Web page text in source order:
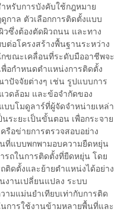
หรับการบังคับใช้กฎหมาย
กาล ตัวเลือกการติดตั้งแบบ
วซึ่งต้องตัดผิวถนน และทาง
ต่อโครงสร้างพื้นฐานระหว่าง
ขณะเคลื่อนที่ระดับมืออาชีพจะ
พื่อกำหนดตำแหน่งการติดตั้ง
ปัจจัยต่างๆ เช่น รูปแบบการ
วดล้อม และข้อจำกัดของ
บโมดูลาร์ที่ผู้จัดจำหน่ายเหล่า
ระยะเป็นขั้นตอน เพื่อกระจาย
รือข่ายการตรวจสอบอย่าง
ที่แบบพกพามอบความยืดหยุ่น
รถในการติดตั้งที่ยืดหยุ่น โดย
ดตั้งและย้ายตำแหน่งได้อย่าง
งานเปลี่ยนแปลง ระบบ
ามแม่นยำเทียบเท่ากับการติด
การใช้งานข้ามหลายพื้นที่และ